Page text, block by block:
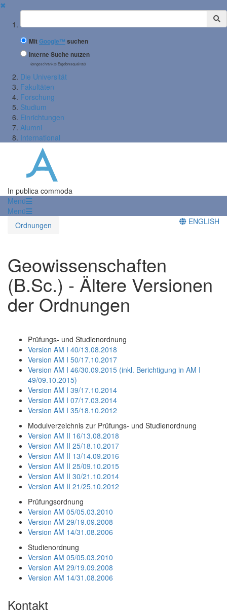
✖
Suchbegriff
MitGoogle™ suchen
Interne Suche nutzen
(eingeschränkte Ergebnisqualität)
Die Universität
Fakultäten
Forschung
Studium
Einrichtungen
Alumni
International
In publica commoda
Menü
Menü
Ordnungen
ENGLISH
Geowissenschaften
(B.Sc.) - Ältere Versionen
der Ordnungen
Prüfungs- und Studienordnung
Version AM I 40/13.08.2018
Version AM I 50/17.10.2017
Version AM I 46/30.09.2015 (inkl. Berichtigung in AM I
49/09.10.2015)
Version AM I 39/17.10.2014
Version AM I 07/17.03.2014
Version AM I 35/18.10.2012
Modulverzeichnis zur Prüfungs- und Studienordnung
Version AM II 16/13.08.2018
Version AM II 25/18.10.2017
Version AM II 13/14.09.2016
Version AM II 25/09.10.2015
Version AM II 30/21.10.2014
Version AM II 21/25.10.2012
Prüfungsordnung
Version AM 05/05.03.2010
Version AM 29/19.09.2008
Version AM 14/31.08.2006
Studienordnung
Version AM 05/05.03.2010
Version AM 29/19.09.2008
Version AM 14/31.08.2006
Kontakt